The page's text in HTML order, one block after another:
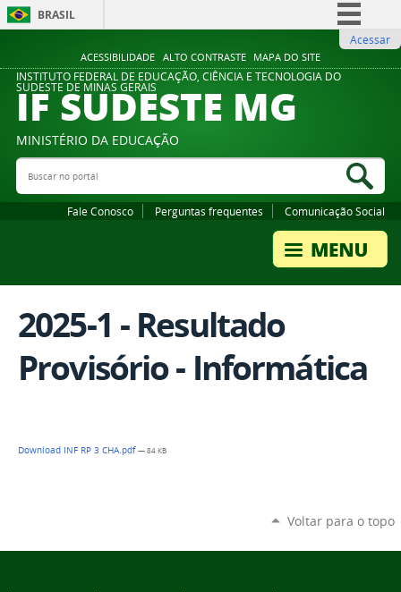
ACESSIBILIDADE ALTO CONTRASTE MAPA DO SITE
BRASIL
Comunica BR
Participe
Legislação
Acessar
INSTITUTO FEDERAL DE EDUCAÇÃO, CIÊNCIA E TECNOLOGIA DO
SUDESTE DE MINAS GERAIS
IF SUDESTE MG
MINISTÉRIO DA EDUCAÇÃO
Buscar no portal
Fale Conosco Perguntas frequentes Comunicação Social
2025-1 - Resultado
Provisório - Informática
Download INF RP 3 CHA.pdf— 84 KB
Voltar para o topo